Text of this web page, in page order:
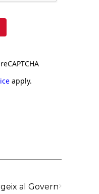
apply.
al Govern